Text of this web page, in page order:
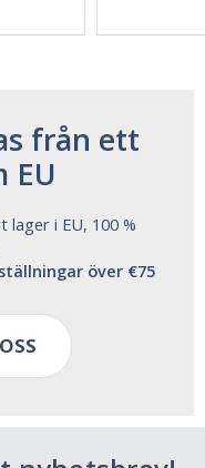
från ett
EU
lager i EU, 100 %
över €75